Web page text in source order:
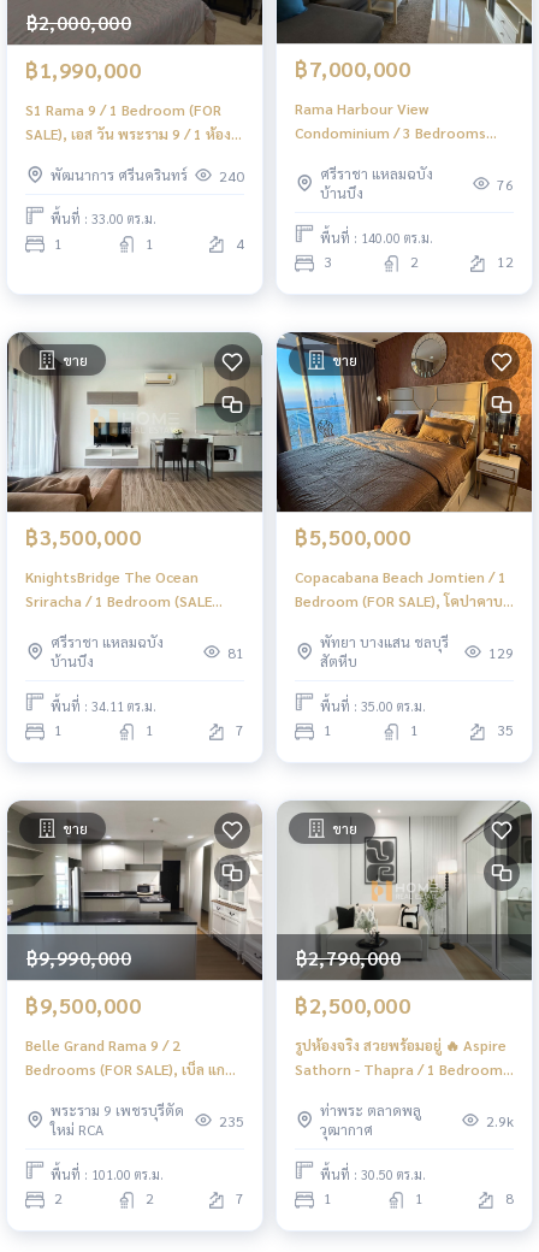
฿2,000,000
฿1,990,000
S1 Rama 9 / 1 Bedroom (FOR
SALE), เอส วัน พระราม 9 / 1 ห้อง
พัฒนาการ ศรีนครินทร์
240
พื้นที่ : 33.00 ตร.ม.
1 1 4
฿7,000,000
Rama Harbour View
Condominium / 3 Bedrooms
คอนโดมิเนียม / 3 ห้องนอน (ขาย)
YEAN206
ศรีราชา แหลมฉบัง
บ้านบึง
76
พื้นที่ : 140.00 ตร.ม.
3 2 12
ขาย
฿3,500,000
KnightsBridge The Ocean
Sriracha / 1 Bedroom (SALE
เชี่ยน ศรีราชา / 1 ห้องนอน (ขาย
พร้อมผู้เช่า) YEAN210
ศรีราชา แหลมฉบัง
บ้านบึง
81
พื้นที่ : 34.11 ตร.ม.
1 1 7
ขาย
฿5,500,000
Copacabana Beach Jomtien / 1
Bedroom (FOR SALE), โคปาคาบา
KP037พัทยา บางแสน ชลบุรี
สัตหีบ
129
พื้นที่ : 35.00 ตร.ม.
1 1 35
ขาย
฿9,990,000
฿9,500,000
Belle Grand Rama 9 / 2
Bedrooms (FOR SALE), เบ็ล แก
JSMN127
พระราม 9 เพชรบุรีตัด
ใหม่ RCA
235
พื้นที่ : 101.00 ตร.ม.
2 2 7
ขาย
฿2,790,000
฿2,500,000
รูปห้องจริง สวยพร้อมอยู่ 🔥 Aspire
Sathorn - Thapra / 1 Bedroom
ท่าพระ / 1 ห้องนอน (ขาย) DO725
ท่าพระ ตลาดพลู
วุฒากาศ
2.9k
พื้นที่ : 30.50 ตร.ม.
1 1 8